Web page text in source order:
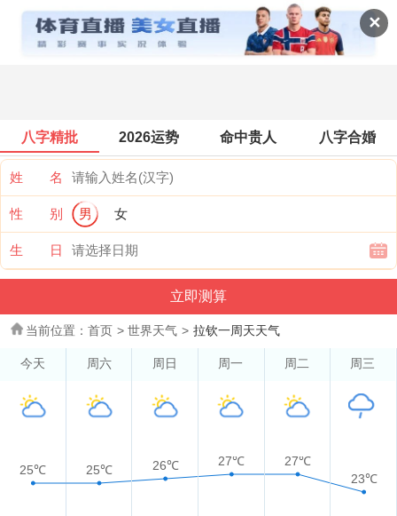
✕
世界天气
八字精批 2026运势 命中贵人 八字合婚
姓 名
性 别 男 女
生 日
当前位置： 首页 > 世界天气 > 拉钦一周天天气
今天 周六 周日 周一 周二 周三
25℃ 25℃ 26℃ 27℃
27℃
23℃